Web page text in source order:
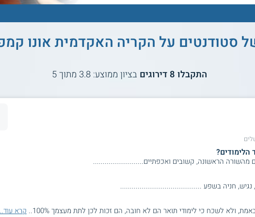
סטודנטים על הקריה האקדמית אונו
התקבלו 8 דירוגים בציון ממוצע:3.8 מתוך5
מהשורה הראשונה, קשובים ואכפתיים..........................
חניה בשפע ..........................................
ולא לשכח כי לימודי תואר הם לא חובה, הם זכות לכן לתת מעצמך 100%.. קרא